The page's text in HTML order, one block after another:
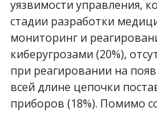
уязвимости управления,
стадии разработки
мониторинг и
киберугрозами (20%),
при реагировании на
всей длине цепочки
приборов (18%). Помимо